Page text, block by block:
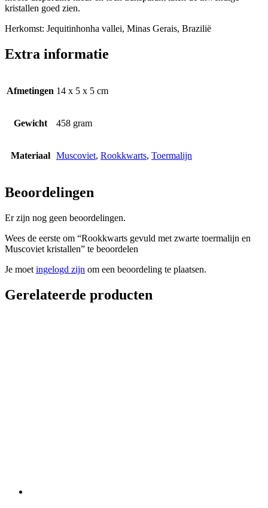
kristallen goed zien.
Herkomst: Jequitinhonha vallei, Minas Gerais, Brazilië
Extra informatie
Afmetingen 14 x 5 x 5 cm
Gewicht 458 gram
Materiaal Muscoviet, Rookkwarts, Toermalijn
Beoordelingen
Er zijn nog geen beoordelingen.
Wees de eerste om “Rookkwarts gevuld met zwarte toermalijn en
Muscoviet kristallen” te beoordelen
Je moet ingelogd zijn om een beoordeling te plaatsen.
Gerelateerde producten